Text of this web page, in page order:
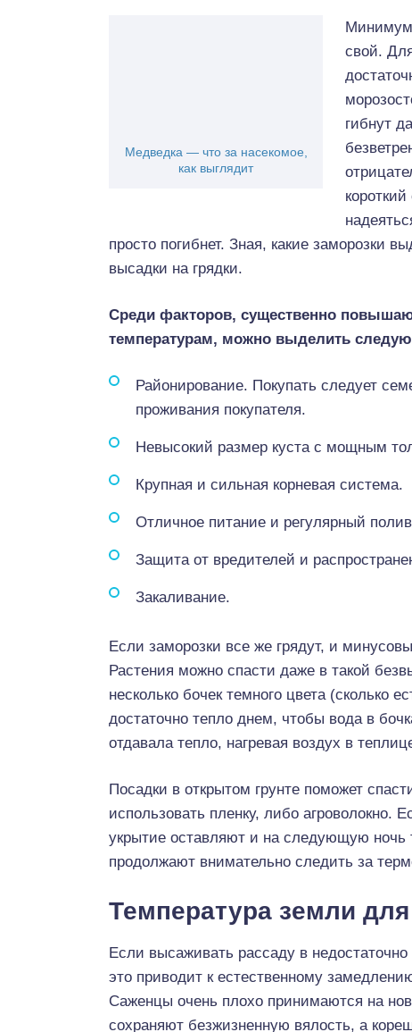
Медведка — что за насекомое,
как выглядит
Минимум
свой.
гибнут
просто погибнет. Зная, какие заморозки
высадки на грядки.
Среди факторов, существенно
температурам, можно выделить
Районирование. Покупать следует
проживания покупателя.
Невысокий размер куста с мощным
Крупная и сильная корневая система.
Отличное питание и регулярный
Защита от вредителей и
Закаливание.
Если заморозки все же грядут, и
Растения можно спасти даже в такой
несколько бочек темного цвета (сколько
достаточно тепло днем, чтобы вода в
отдавала тепло, нагревая воздух в
Посадки в открытом грунте поможет
использовать пленку, либо
укрытие оставляют и на следующую ночь
продолжают внимательно следить за
Температура земли
Если высаживать рассаду в недостаточно
это приводит к естественному
Саженцы очень плохо принимаются на
сохраняют безжизненную вялость, а